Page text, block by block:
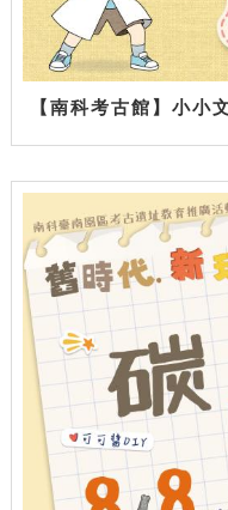
【南科考古館】小小